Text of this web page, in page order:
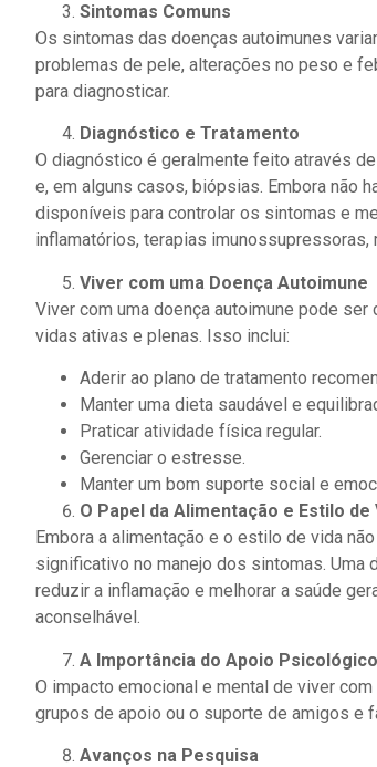
Sintomas Comuns
Os sintomas das doenças autoimunes
problemas de pele, alterações no peso e
para diagnosticar.
Diagnóstico e Tratamento
O diagnóstico é geralmente feito através
e, em alguns casos, biópsias. Embora não
disponíveis para controlar os sintomas e
inflamatórios, terapias
Viver com uma Doença Autoimune
Viver com uma doença autoimune pode
vidas ativas e plenas. Isso inclui:
Aderir ao plano de tratamento
Manter uma dieta saudável e
Praticar atividade física regular.
Gerenciar o estresse.
Manter um bom suporte social e
O Papel da Alimentação e Estilo de
Embora a alimentação e o estilo de vida
significativo no manejo dos sintomas. Uma
reduzir a inflamação e melhorar a saúde
aconselhável.
A Importância do Apoio Psicológico
O impacto emocional e mental de viver
grupos de apoio ou o suporte de amigos e
Avanços na Pesquisa